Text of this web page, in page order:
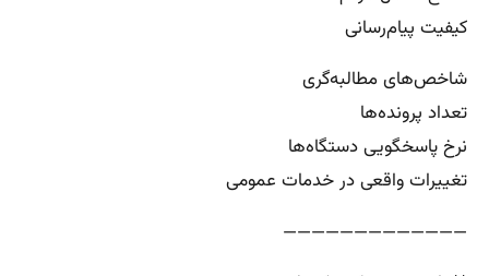
کیفیت پیام‌رسانی
شاخص‌های مطالبه‌گری
تعداد پرونده‌ها
نرخ پاسخگویی دستگاه‌ها
تغییرات واقعی در خدمات عمومی
—————————————